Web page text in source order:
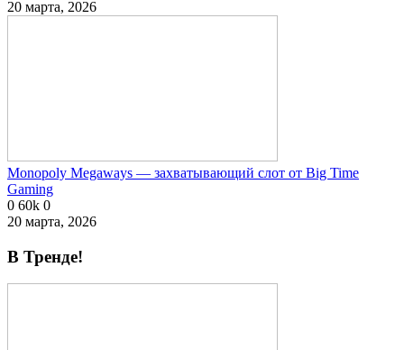
20 марта, 2026
Monopoly Megaways — захватывающий слот от Big Time
Gaming
0 60k 0
20 марта, 2026
В Тренде!